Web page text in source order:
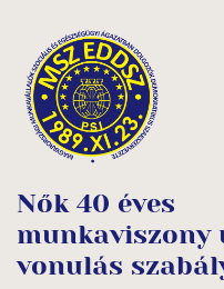
Nők 40 éves
vonulás